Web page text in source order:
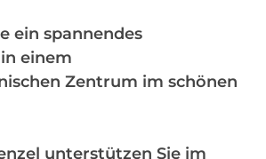
ein spannendes
einem
Zentrum im schönen
unterstützen Sie im